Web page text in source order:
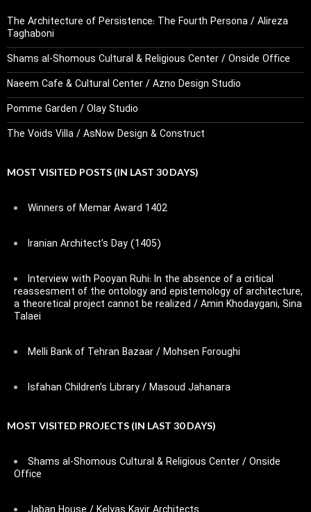
The Architecture of Persistence: The Fourth Persona / Alireza
Taghaboni
Shams al-Shomous Cultural & Religious Center / Onside Office
Naeem Cafe & Cultural Center / Azno Design Studio
Pomme Garden / Olay Studio
The Voids Villa / AsNow Design & Construct
MOST VISITED POSTS (IN LAST 30 DAYS)
Winners of Memar Award 1402
Iranian Architect’s Day (1405)
Interview with Pooyan Ruhi: In the absence of a critical
reassesment of the ontology and epistemology of architecture,
a theoretical project cannot be realized / Amin Khodaygani, Sina
Talaei
Melli Bank of Tehran Bazaar / Mohsen Foroughi
Isfahan Children’s Library / Masoud Jahanara
MOST VISITED PROJECTS (IN LAST 30 DAYS)
Shams al-Shomous Cultural & Religious Center / Onside
Office